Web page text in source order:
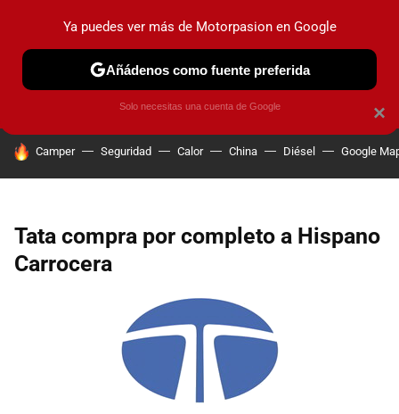
PRUEBAS COCHES ELÉCTRICOS OBSERVATORIO
HOY SE HABLA DE
Camper Seguridad Calor China Diésel Google
Tata compra por completo a Hispano
Carrocera
×
Ya puedes ver más de Motorpasion en Google
Añádenos como fuente preferida
Solo necesitas una cuenta de Google